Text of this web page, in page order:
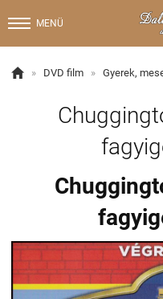
MENÜ
 » DVD film » Gyerek,